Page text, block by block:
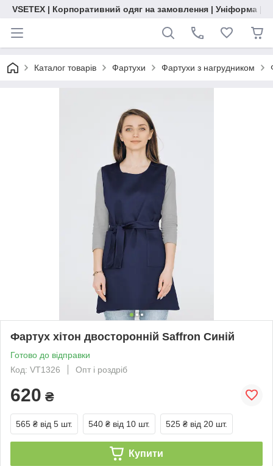
VSETEX | Корпоративний одяг на замовлення | Уніформа |
Каталог товарів Фартухи Фартухи з нагрудником
Фартух хітон двосторонній Saffron Синій
Готово до відправки
Код: VT1326
Опт і роздріб
620 ₴
565 ₴ від 5 шт. 540 ₴ від 10 шт. 525 ₴ від 20 шт.
Купити